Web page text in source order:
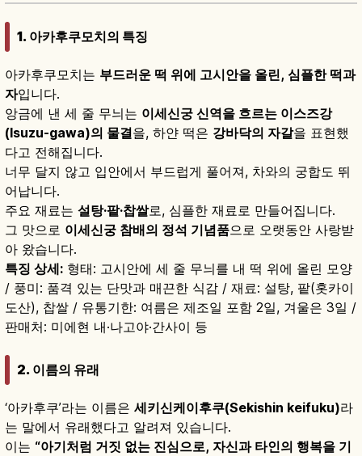
1. 아카후쿠모치의 특징
아카후쿠모치는 부드러운 떡 위에 고시안을 올린, 심플한 떡과
자입니다.
앙금에 낸 세 줄 무늬는 이세신궁 신역을 흐르는 이스즈강
(Isuzu-gawa)의 물결을, 하얀 떡은 강바닥의 자갈을 표현했
다고 전해집니다.
너무 달지 않고 입안에서 부드럽게 풀어져, 차와의 궁합도 뛰
어납니다.
주요 재료는 설탕·팥·찹쌀로, 심플한 재료로 만들어집니다.
그 맛으로 이세신궁 참배의 정석 기념품으로 오랫동안 사랑받
아 왔습니다.
특징 상세: 형태: 고시안에 세 줄 무늬를 내 떡 위에 올린 모양
/ 풍미: 품격 있는 단맛과 매끈한 식감 / 재료: 설탕, 팥(홋카이
도산), 찹쌀 / 유통기한: 여름은 제조일 포함 2일, 겨울은 3일 /
판매처: 미에현 내·나고야·간사이 등
2. 이름의 유래
‘아카후쿠’라는 이름은 세키신케이후쿠(Sekishin keifuku)라
는 말에서 유래했다고 알려져 있습니다.
이는 “아기처럼 거짓 없는 진심으로, 자신과 타인의 행복을 기